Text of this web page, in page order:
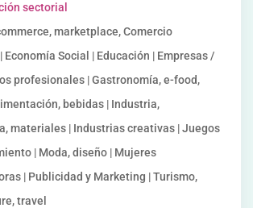
sectorial
marketplace, Comercio
Social | Educación | Empresas /
profesionales | Gastronomía, e-food,
bebidas | Industria,
materiales | Industrias creativas | Juegos
| Moda, diseño | Mujeres
| Publicidad y Marketing | Turismo,
travel